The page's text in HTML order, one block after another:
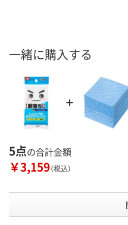
一緒に購入する
5点の合計金額
￥3,159（税込）